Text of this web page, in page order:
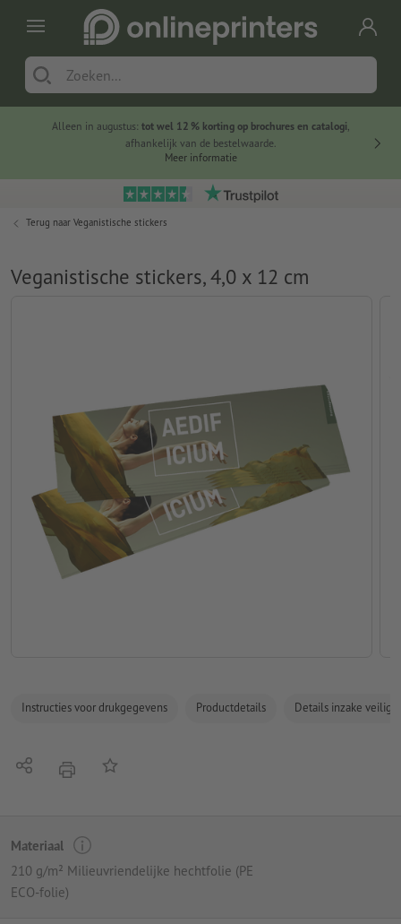
Alleen in augustus: tot wel 12 % korting op brochures en catalogi,
afhankelijk van de bestelwaarde.
Meer informatie
Terug naar Veganistische stickers
Veganistische stickers, 4,0 x 12 cm
Instructies voor drukgegevens Productdetails Details inzake
Delen afdrukkenOp de lijst
Materiaal
210 g/m² Milieuvriendelijke hechtfolie (PE
ECO-folie)